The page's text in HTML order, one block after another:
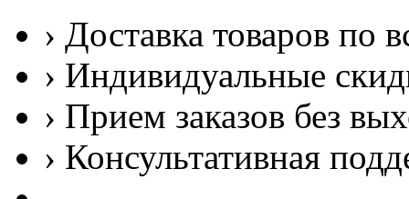
› Доставка товаров по
› Индивидуальные
› Прием заказов без
› Консультативная